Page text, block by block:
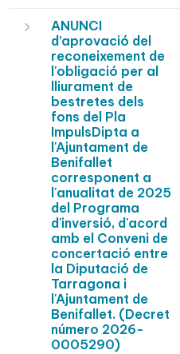
ANUNCI
d’aprovació del
reconeixement de
l'obligació per al
lliurament de
bestretes dels
fons del Pla
ImpulsDipta a
l'Ajuntament de
Benifallet
corresponent a
l'anualitat de 2025
del Programa
d'inversió, d'acord
amb el Conveni de
concertació entre
la Diputació de
Tarragona i
l'Ajuntament de
Benifallet. (Decret
número 2026-
0005290)